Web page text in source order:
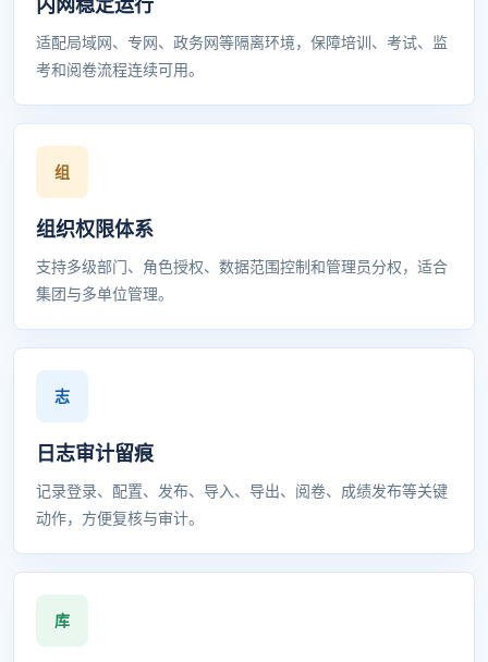
适配局域网、专网、政务网等隔离环境，保障培训、考试、监
考和阅卷流程连续可用。
组织权限体系
支持多级部门、角色授权、数据范围控制和管理员分权，适合
集团与多单位管理。
日志审计留痕
记录登录、配置、发布、导入、导出、阅卷、成绩发布等关键
动作，方便复核与审计。